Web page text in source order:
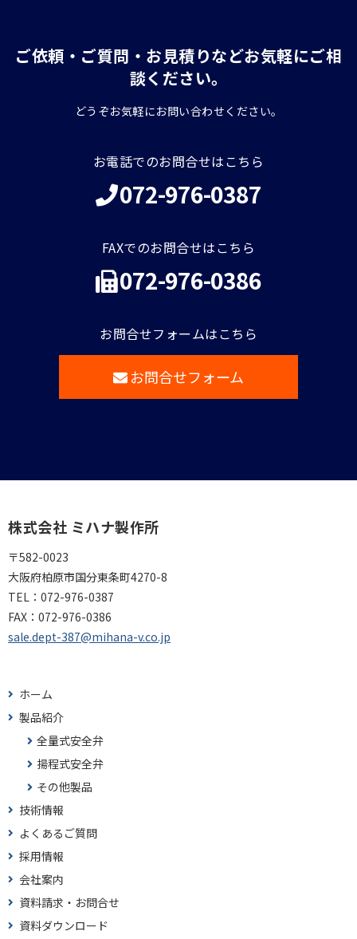
ご依頼・ご質問・お見積りなどお気軽にご相
談ください。
どうぞお気軽にお問い合わせください。
お電話でのお問合せはこちら
072-976-0387
FAXでのお問合せはこちら
072-976-0386
お問合せフォームはこちら
お問合せフォーム
株式会社 ミハナ製作所
〒582-0023
大阪府柏原市国分東条町4270-8
TEL： 072-976-0387
FAX： 072-976-0386
sale.dept-387@mihana-v.co.jp
ホーム
製品紹介
全量式安全弁
揚程式安全弁
その他製品
技術情報
よくあるご質問
採用情報
会社案内
資料請求・お問合せ
資料ダウンロード